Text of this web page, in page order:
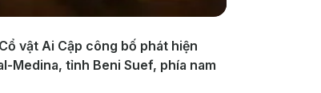
vật Ai Cập công bố phát hiện
Medina, tỉnh Beni Suef, phía nam